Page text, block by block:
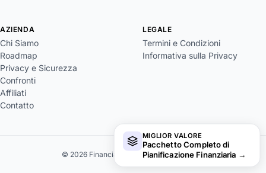
MIGLIOR VALORE
Pacchetto Completo di
Pianificazione Finanziaria →
AZIENDA
Chi Siamo
Roadmap
Privacy e Sicurezza
Confronti
Affiliati
Contatto
LEGALE
Termini e Condizioni
Informativa sulla Privacy
© 2026 FinancialAha. Tutti i diritti riservati.